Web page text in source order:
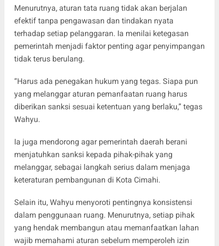
Menurutnya, aturan tata ruang tidak akan berjalan
efektif tanpa pengawasan dan tindakan nyata
terhadap setiap pelanggaran. Ia menilai ketegasan
pemerintah menjadi faktor penting agar penyimpangan
tidak terus berulang.
“Harus ada penegakan hukum yang tegas. Siapa pun
yang melanggar aturan pemanfaatan ruang harus
diberikan sanksi sesuai ketentuan yang berlaku,” tegas
Wahyu.
Ia juga mendorong agar pemerintah daerah berani
menjatuhkan sanksi kepada pihak-pihak yang
melanggar, sebagai langkah serius dalam menjaga
keteraturan pembangunan di Kota Cimahi.
Selain itu, Wahyu menyoroti pentingnya konsistensi
dalam penggunaan ruang. Menurutnya, setiap pihak
yang hendak membangun atau memanfaatkan lahan
wajib memahami aturan sebelum memperoleh izin